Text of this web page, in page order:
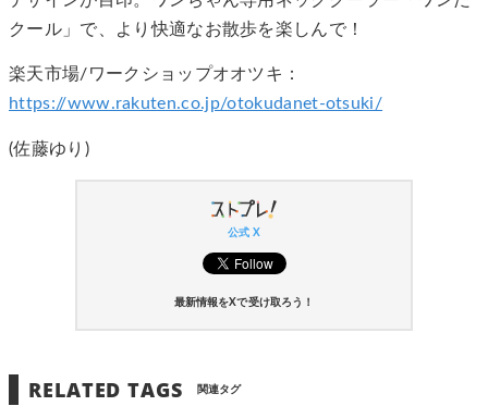
クール」で、より快適なお散歩を楽しんで！
楽天市場/ワークショップオオツキ：
https://www.rakuten.co.jp/otokudanet-otsuki/
(佐藤ゆり)
公式 X
最新情報をXで受け取ろう！
RELATED TAGS 関連タグ